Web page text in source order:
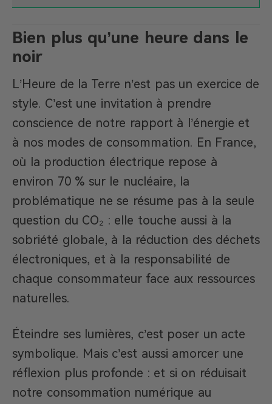
Bien plus qu’une heure dans le
noir
L’Heure de la Terre n’est pas un exercice de
style. C’est une invitation à prendre
conscience de notre rapport à l’énergie et
à nos modes de consommation. En France,
où la production électrique repose à
environ 70 % sur le nucléaire, la
problématique ne se résume pas à la seule
question du CO₂ : elle touche aussi à la
sobriété globale, à la réduction des déchets
électroniques, et à la responsabilité de
chaque consommateur face aux ressources
naturelles.
Éteindre ses lumières, c’est poser un acte
symbolique. Mais c’est aussi amorcer une
réflexion plus profonde : et si on réduisait
notre consommation numérique au